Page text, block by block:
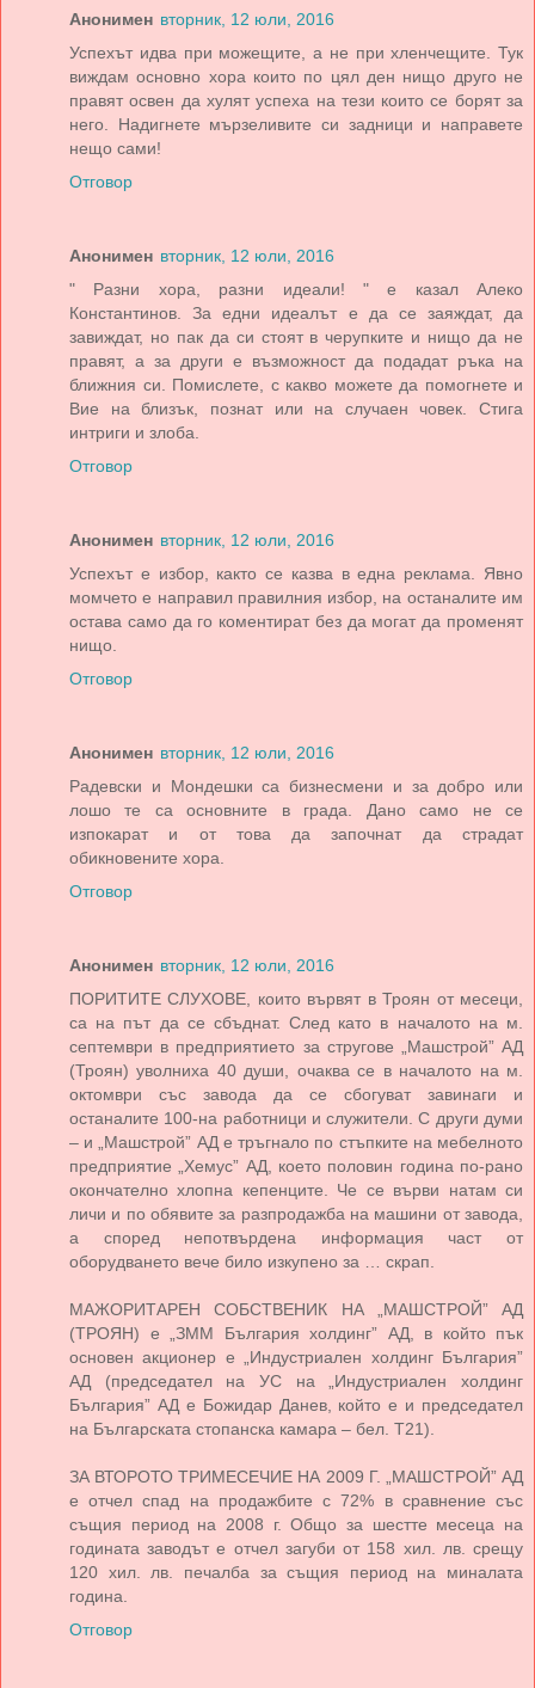
Анонимен вторник, 12 юли, 2016
Успехът идва при можещите, а не при хленчещите. Тук
виждам основно хора които по цял ден нищо друго не
правят освен да хулят успеха на тези които се борят за
него. Надигнете мързеливите си задници и направете
нещо сами!
Отговор
Анонимен вторник, 12 юли, 2016
" Разни хора, разни идеали! " е казал Алеко
Константинов. За едни идеалът е да се заяждат, да
завиждат, но пак да си стоят в черупките и нищо да не
правят, а за други е възможност да подадат ръка на
ближния си. Помислете, с какво можете да помогнете и
Вие на близък, познат или на случаен човек. Стига
интриги и злоба.
Отговор
Анонимен вторник, 12 юли, 2016
Успехът е избор, както се казва в една реклама. Явно
момчето е направил правилния избор, на останалите им
остава само да го коментират без да могат да променят
нищо.
Отговор
Анонимен вторник, 12 юли, 2016
Радевски и Мондешки са бизнесмени и за добро или
лошо те са основните в града. Дано само не се
изпокарат и от това да започнат да страдат
обикновените хора.
Отговор
Анонимен вторник, 12 юли, 2016
ПОРИТИТЕ СЛУХОВЕ, които вървят в Троян от месеци,
са на път да се сбъднат. След като в началото на м.
септември в предприятието за стругове „Машстрой” АД
(Троян) уволниха 40 души, очаква се в началото на м.
октомври със завода да се сбогуват завинаги и
останалите 100-на работници и служители. С други думи
– и „Машстрой” АД е тръгнало по стъпките на мебелното
предприятие „Хемус” АД, което половин година по-рано
окончателно хлопна кепенците. Че се върви натам си
личи и по обявите за разпродажба на машини от завода,
а според непотвърдена информация част от
оборудването вече било изкупено за … скрап.
МАЖОРИТАРЕН СОБСТВЕНИК НА „МАШСТРОЙ” АД
(ТРОЯН) е „ЗММ България холдинг” АД, в който пък
основен акционер е „Индустриален холдинг България”
АД (председател на УС на „Индустриален холдинг
България” АД е Божидар Данев, който е и председател
на Българската стопанска камара – бел. Т21).
ЗА ВТОРОТО ТРИМЕСЕЧИЕ НА 2009 Г. „МАШСТРОЙ” АД
е отчел спад на продажбите с 72% в сравнение със
същия период на 2008 г. Общо за шестте месеца на
годината заводът е отчел загуби от 158 хил. лв. срещу
120 хил. лв. печалба за същия период на миналата
година.
Отговор